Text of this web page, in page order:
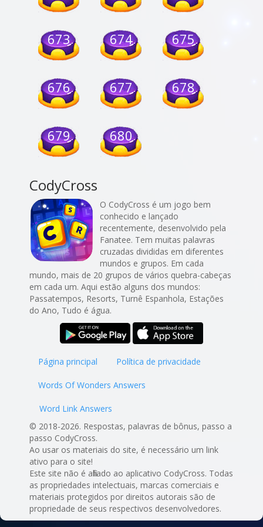
673 674 675
676 677 678
679 680
CodyCross
O CodyCross é um jogo bem
conhecido e lançado
recentemente, desenvolvido pela
Fanatee. Tem muitas palavras
cruzadas divididas em diferentes
mundos e grupos. Em cada
mundo, mais de 20 grupos de vários quebra-cabeças
em cada um. Aqui estão alguns dos mundos:
Passatempos, Resorts, Turnê Espanhola, Estações
do Ano, Tudo é água.
Página principal Política de privacidade
Words Of Wonders Answers
Word Link Answers
© 2018-2026. Respostas, palavras de bônus, passo a
passo CodyCross.
Ao usar os materiais do site, é necessário um link
ativo para o site!
Este site não é afiliado ao aplicativo CodyCross. Todas
as propriedades intelectuais, marcas comerciais e
materiais protegidos por direitos autorais são de
propriedade de seus respectivos desenvolvedores.